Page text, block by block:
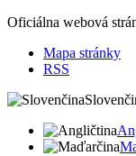
Oficiálna webová
Mapa stránky
RSS